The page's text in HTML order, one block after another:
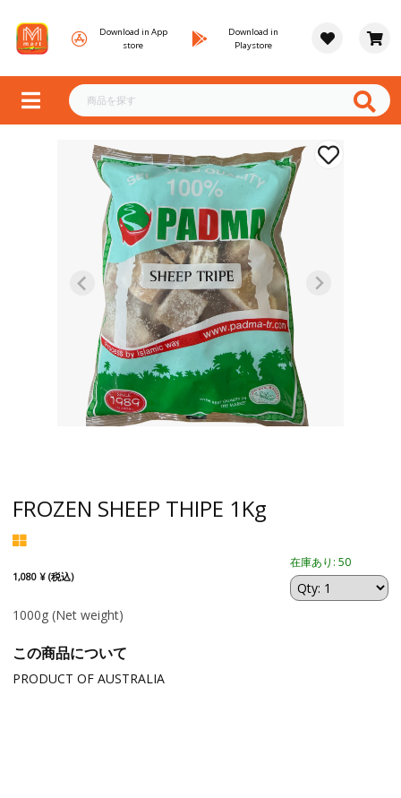
Download in App
store
Download in
Playstore
FROZEN SHEEP THIPE 1Kg
1,080 ¥ (税込)
在庫あり: 50
1000g (Net weight)
この商品について
PRODUCT OF AUSTRALIA